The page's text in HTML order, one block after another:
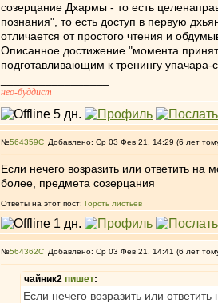
созерцание Дхармы - то есть
познания", то есть доступ в первую
отличается от простого чтения и
Описанное достижение "момента
подготавливающим к тренингу упачара-
нео-буддист
№564359 Добавлено: Ср 03 Фев 21, 14:29 (6 лет
Если нечего возразить или ответить
более, предмета созерцания
Ответы на этот пост: Горсть листьев
№564362 Добавлено: Ср 03 Фев 21, 14:41 (6 лет
чайник2 пишет:
Если нечего возразить или